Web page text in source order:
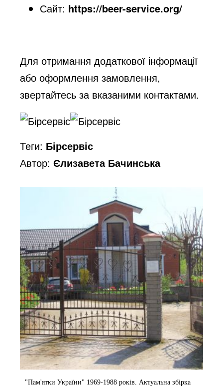
Сайт: https://beer-service.org/
Для отримання додаткової інформації
або оформлення замовлення,
звертайтесь за вказаними контактами.
Теги: Бірсервіс
Автор:Єлизавета Бачинська
"Пам'ятки України" 1969-1988 років. Актуальна збірка